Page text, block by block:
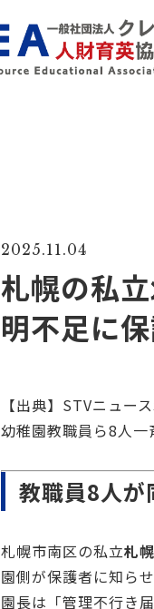
2025.11.04
札幌の私
明不足に
【出典】STVニュー
幼稚園教職員ら8人
教職員8人が
札幌市南区の私立札
園側が保護者に知ら
園長は「管理不行き